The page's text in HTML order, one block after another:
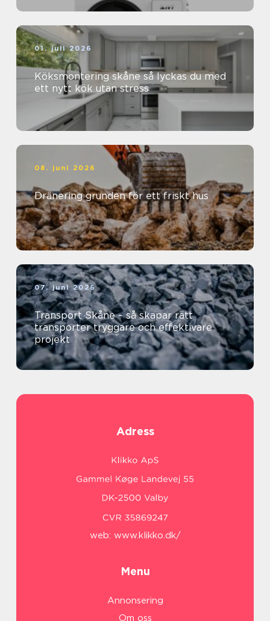
01. juli 2026
Köksmontering skåne så lyckas du med
ett nytt kök utan stress
08. juni 2026
Dränering grunden för ett friskt hus
07. juni 2026
Transport Skåne – så skapar rätt
transporter tryggare och effektivare
projekt
Adress
web: www.klikko.dk/
Menu
Annonsering
Om oss